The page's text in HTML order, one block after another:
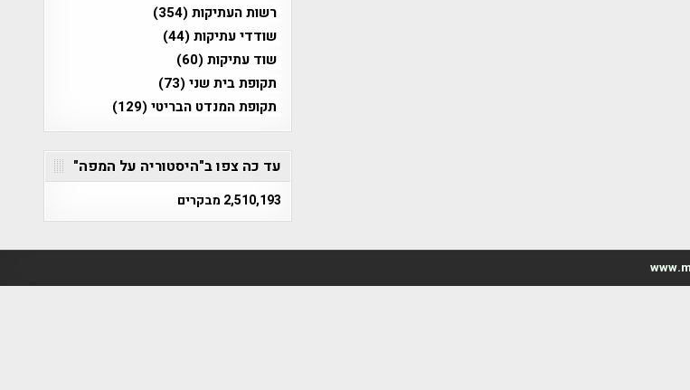
רשות העתיקות(354)
שודדי עתיקות(44)
שוד עתיקות(60)
תקופת בית שני(73)
תקופת המנדט הבריטי(129)
עד כה צפו ב"היסטוריה על המפה"
2,510,193 מבקרים